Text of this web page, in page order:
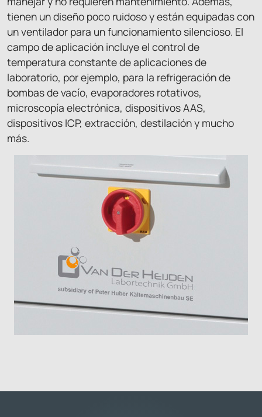
tienen un diseño poco ruidoso y están equipadas con
un ventilador para un funcionamiento silencioso. El
campo de aplicación incluye el control de
temperatura constante de aplicaciones de
laboratorio, por ejemplo, para la refrigeración de
bombas de vacío, evaporadores rotativos,
microscopía electrónica, dispositivos AAS,
dispositivos ICP, extracción, destilación y mucho
más.